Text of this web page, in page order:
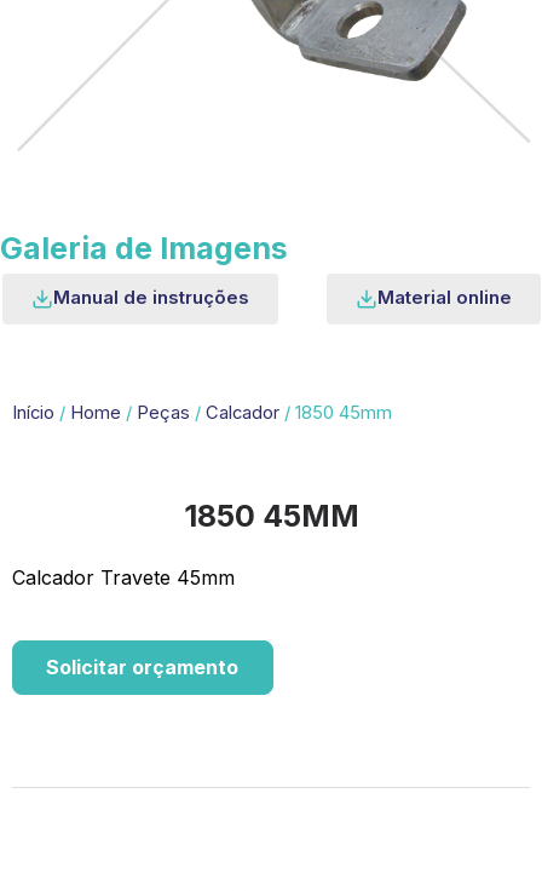
Galeria de Imagens
Manual de instruções Material online
Início / Home / Peças / Calcador / 1850 45mm
1850 45MM
Calcador Travete 45mm
Solicitar orçamento